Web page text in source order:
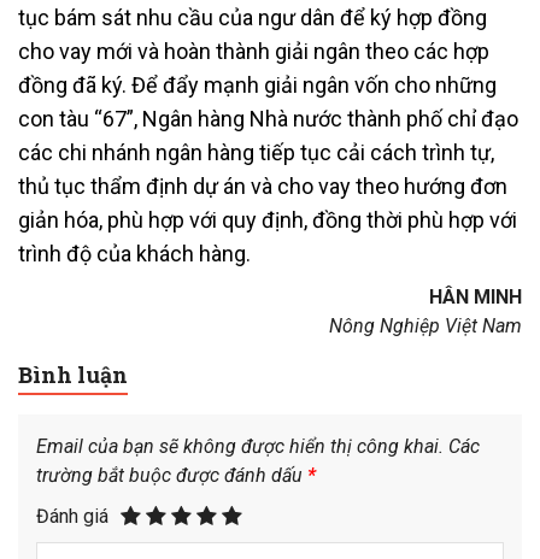
tục bám sát nhu cầu của ngư dân để ký hợp đồng
cho vay mới và hoàn thành giải ngân theo các hợp
đồng đã ký. Để đẩy mạnh giải ngân vốn cho những
con tàu “67”, Ngân hàng Nhà nước thành phố chỉ đạo
các chi nhánh ngân hàng tiếp tục cải cách trình tự,
thủ tục thẩm định dự án và cho vay theo hướng đơn
giản hóa, phù hợp với quy định, đồng thời phù hợp với
trình độ của khách hàng.
HÂN MINH
Nông Nghiệp Việt Nam
Bình luận
Email của bạn sẽ không được hiển thị công khai. Các
trường bắt buộc được đánh dấu *
Đánh giá